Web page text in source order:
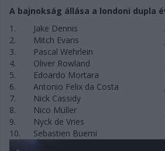
A bajnokság állása a londoni dupla
1.
Jake Dennis
2.
Mitch Evans
3.
Pascal Wehrlein
4.
Oliver Rowland
5.
Edoardo Mortara
6.
Antonio Felix da Costa
7.
Nick Cassidy
8.
Nico Müller
9.
Nyck de Vries
10.
Sebastien Buemi